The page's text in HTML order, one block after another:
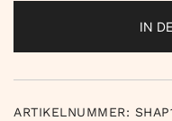
IN
ARTIKELNUMMER: